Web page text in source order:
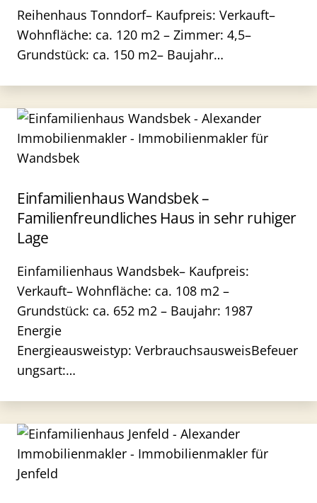
Reihenhaus Tonndorf– Kaufpreis: Verkauft–
Wohnfläche: ca. 120 m2 – Zimmer: 4,5–
Grundstück: ca. 150 m2– Baujahr…
Einfamilienhaus Wandsbek –
Familienfreundliches Haus in sehr ruhiger
Lage
Einfamilienhaus Wandsbek– Kaufpreis:
Verkauft– Wohnfläche: ca. 108 m2 –
Grundstück: ca. 652 m2 – Baujahr: 1987
Energie
Energieausweistyp: VerbrauchsausweisBefeuer
ungsart:…